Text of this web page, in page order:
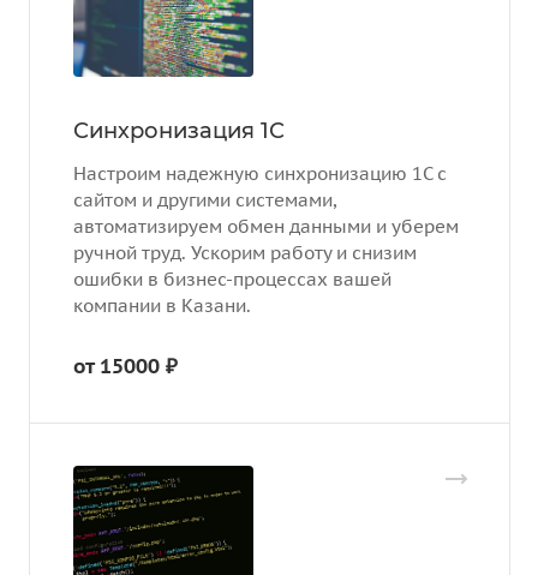
Синхронизация 1С
Настроим надежную синхронизацию 1С с
сайтом и другими системами,
автоматизируем обмен данными и уберем
ручной труд. Ускорим работу и снизим
ошибки в бизнес-процессах вашей
компании в Казани.
от 15000 ₽